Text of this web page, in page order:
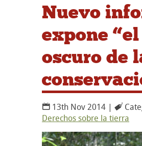
Nuevo
expone
oscuro de
13th Nov 2014 |
Derechos sobre la tierra